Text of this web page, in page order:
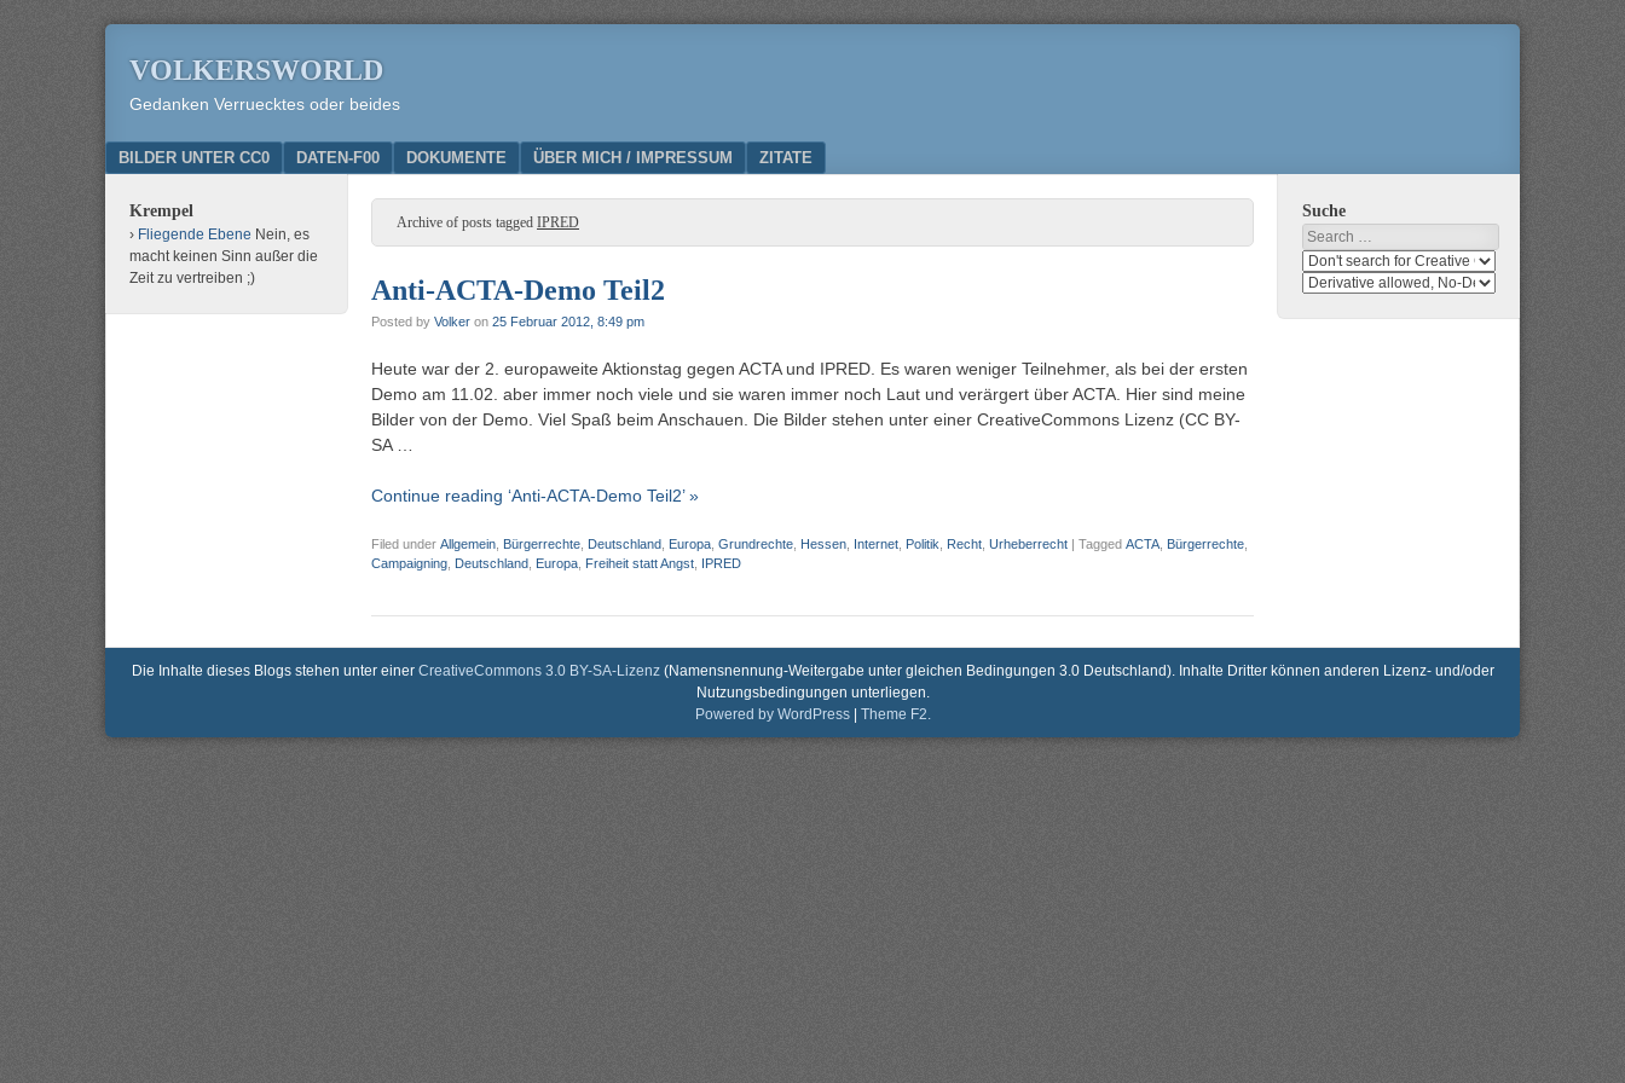
VOLKERSWORLD
Gedanken Verruecktes oder beides
Menu
SKIP TO CONTENT
BILDER UNTER CC0 DATEN-F00 DOKUMENTE ÜBER MICH / IMPRESSUM ZITATE
Archive of posts tagged IPRED
Anti-ACTA-Demo Teil2
Posted by Volker on 25 Februar 2012, 8:49 pm
Heute war der 2. europaweite Aktionstag gegen ACTA und IPRED. Es waren weniger Teilnehmer, als bei der ersten
Demo am 11.02. aber immer noch viele und sie waren immer noch Laut und verärgert über ACTA. Hier sind meine
Bilder von der Demo. Viel Spaß beim Anschauen. Die Bilder stehen unter einer CreativeCommons Lizenz (CC BY-
SA …
Continue reading ‘Anti-ACTA-Demo Teil2’ »
Filed under Allgemein Bürgerrechte Deutschland Europa Grundrechte Hessen Internet Politik Recht Urheberrecht | Tagged ACTA Bürgerrechte
Campaigning Deutschland Europa Freiheit statt Angst IPRED
Krempel
Fliegende Ebene Nein, es
macht keinen Sinn außer die
Zeit zu vertreiben ;)
Suche
Search
Search
media
search
Die Inhalte dieses Blogs stehen unter einer CreativeCommons 3.0 BY-SA-Lizenz(Namensnennung-Weitergabe unter gleichen Bedingungen 3.0 Deutschland). Inhalte Dritter können anderen Lizenz- und/oder
Nutzungsbedingungen unterliegen.
Powered by WordPress | Theme F2.